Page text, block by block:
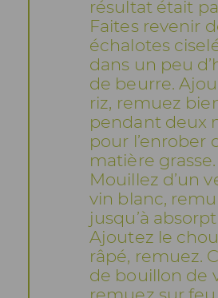
résultat était
Faites revenir
échalotes
dans un peu
de beurre.
riz, remuez
pendant deux
pour l’enrober
matière grasse.
Mouillez d’un
vin blanc,
jusqu’à
Ajoutez le
râpé, remuez.
de bouillon de